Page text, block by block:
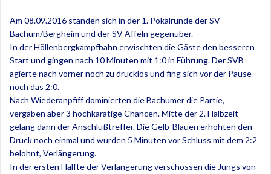
Am 08.09.2016 standen sich in der 1. Pokalrunde der SV
Bachum/Bergheim und der SV Affeln gegenüber.
In der Höllenbergkampfbahn erwischten die Gäste den besseren
Start und gingen nach 10 Minuten mit 1:0 in Führung. Der SVB
agierte nach vorner noch zu drucklos und fing sich vor der Pause
noch das 2:0.
Nach Wiederanpfiff dominierten die Bachumer die Partie,
vergaben aber 3 hochkarätige Chancen. Mitte der 2. Halbzeit
gelang dann der Anschlußtreffer. Die Gelb-Blauen erhöhten den
Druck noch einmal und wurden 5 Minuten vor Schluss mit dem 2:2
belohnt, Verlängerung.
In der ersten Hälfte der Verlängerung verschossen die Jungs von